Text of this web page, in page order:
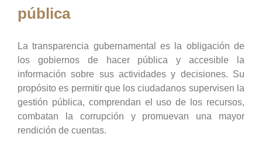
pública
La transparencia gubernamental es la obligación de
los gobiernos de hacer pública y accesible la
información sobre sus actividades y decisiones. Su
propósito es permitir que los ciudadanos supervisen la
gestión pública, comprendan el uso de los recursos,
combatan la corrupción y promuevan una mayor
rendición de cuentas.